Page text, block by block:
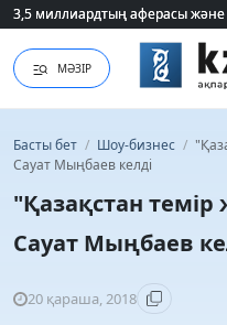
3,5 миллиардтың аферасы және
3,5 миллиардтың аферасы және
МӘЗІР
Басты бет / Шоу-бизнес /
Сауат Мыңбаев келді
"Қазақстан
Сауат Мыңбаев
20 қараша, 2018